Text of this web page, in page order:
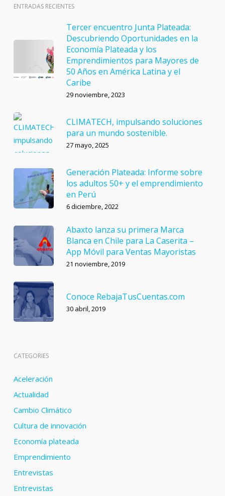
ENTRADAS RECIENTES
Tercer encuentro Junta Plateada:
Descubriendo Oportunidades en la
Economía Plateada y los
Emprendimientos para Mayores de
50 Años en América Latina y el
Caribe
29 noviembre, 2023
CLIMATECH, impulsando soluciones
para un mundo sostenible.
27 mayo, 2025
Generación Plateada: Informe sobre
los adultos 50+ y el emprendimiento
en Perú
6 diciembre, 2022
Abaxto lanza su primera Marca
Blanca en Chile para La Caserita –
App Móvil para Ventas Mayoristas
21 noviembre, 2019
Conoce RebajaTusCuentas.com
30 abril, 2019
CATEGORIES
Aceleración
Actualidad
Cambio Climático
Cultura de innovación
Economía plateada
Emprendimiento
Entrevistas
Entrevistas